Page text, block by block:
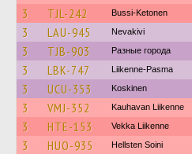
3
TJL-242 Bussi-Ketonen
3 LAU-945 Nevakivi
3 TJB-903 Разные города
3 LBK-747 Liikenne-Pasma
3 UCU-353 Koskinen
3 VMJ-352 Kauhavan Liikenne
3 HTE-153 Vekka Liikenne
3 HUO-935 Hellsten Soini